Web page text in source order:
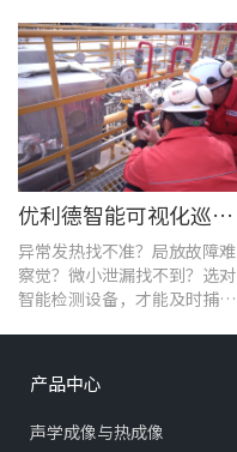
优利德智能可视化巡检方案，护航油气行业高效运维
异常发热找不准？局放故障难
察觉？微小泄漏找不到？选对
智能检测设备，才能及时捕捉
产品中心
声学成像与热成像